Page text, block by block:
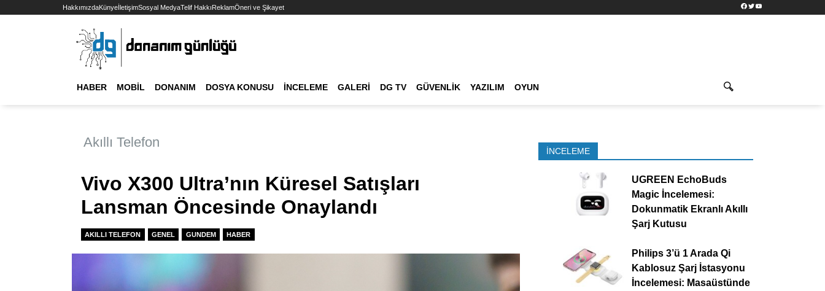
HakkımızdaKünyeİletişimSosyal MedyaTelif HakkıReklamÖneri ve Şikayet Facebook
TwitterYouTube
HABER MOBIL DONANIM DOSYA KONUSU İNCELEME GALERI DG TV GÜVENLIK YAZILIM OYUN
Akıllı Telefon
Vivo X300 Ultra’nın Küresel Satışları
Lansman Öncesinde Onaylandı
AKILLI TELEFON GENEL GUNDEM HABER
İNCELEME
UGREEN EchoBuds
Magic İncelemesi:
Dokunmatik Ekranlı Akıllı
Şarj Kutusu
Philips 3’ü 1 Arada Qi
Kablosuz Şarj İstasyonu
İncelemesi: Masaüstünde